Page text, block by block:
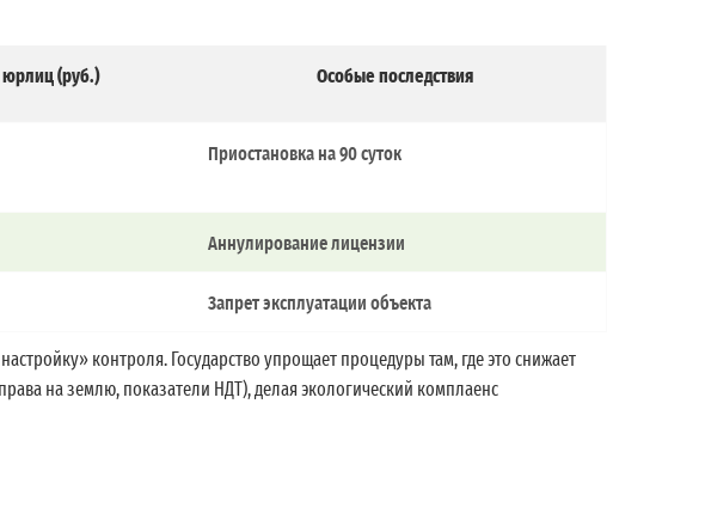
(руб.) Особые последствия
Приостановка на 90 суток
Аннулирование лицензии
Запрет эксплуатации объекта
контроля. Государство упрощает процедуры там, где это снижает
на землю, показатели НДТ), делая экологический комплаенс